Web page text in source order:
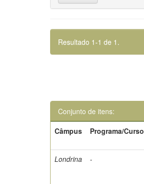
Resultado 1-1 de 1.
Conjunto de itens:
Câmpus
Programa/Curso
Londrina -